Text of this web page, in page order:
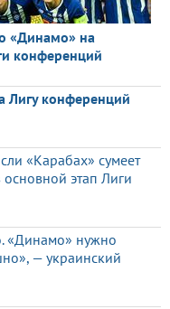
«Динамо» на
конференций
Лигу конференций
«Карабах» сумеет
этап Лиги
«Динамо» нужно
— украинский